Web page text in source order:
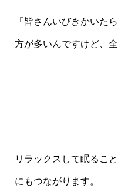
「皆さんいびきかいた
方が多いんですけど、
リラックスして眠るこ
にもつながります。